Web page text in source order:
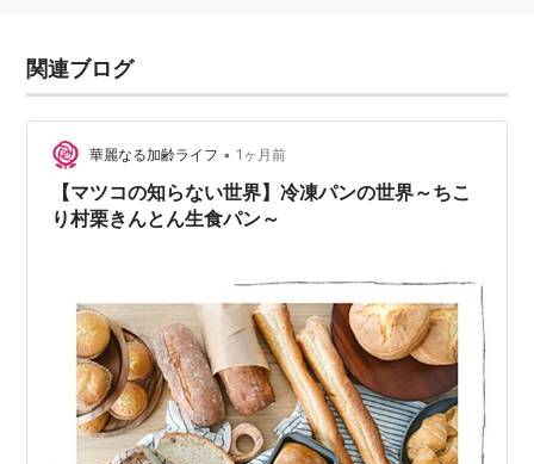
関連ブログ
華麗なる加齢ライフ • 1ヶ月前
【マツコの知らない世界】冷凍パンの世界～ちこ
り村栗きんとん生食パン～